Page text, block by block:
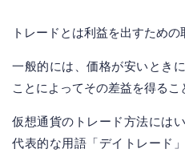
トレードとは利益を出すための
一般的には、価格が安いとき
ことによってその差益を得るこ
仮想通貨のトレード方法には
代表的な用語「デイトレード